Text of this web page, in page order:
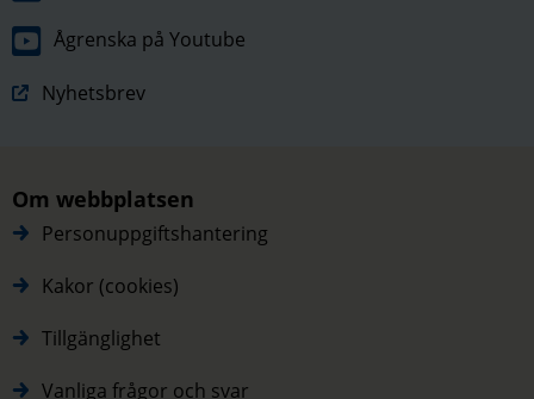
Ågrenska på Youtube
Nyhetsbrev
Om webbplatsen
Personuppgiftshantering
Kakor (cookies)
Tillgänglighet
Vanliga frågor och svar